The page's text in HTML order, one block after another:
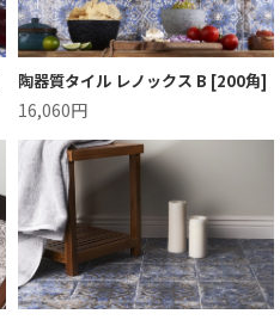
陶器質タイル レノックス B [200角]
16,060円